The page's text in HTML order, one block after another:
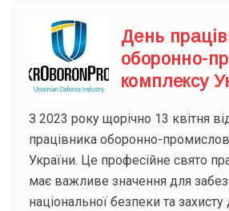
День
оборонно-
комплексу
З 2023 року щорічно 13 квітня
працівника оборонно-
України. Це професійне свято
має важливе значення для
національної безпеки та